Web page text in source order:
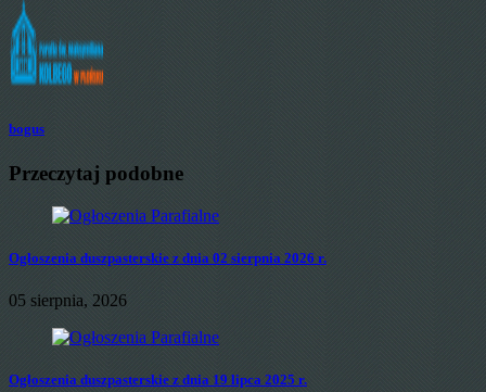
bogus
Przeczytaj podobne
Ogłoszenia duszpasterskie z dnia 02 sierpnia 2026 r.
05 sierpnia, 2026
Ogłoszenia duszpasterskie z dnia 19 lipca 2025 r.